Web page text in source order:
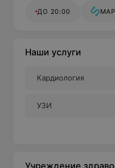
ДО 20:00
Наши услуги
Кардиология
УЗИ
Учреждение